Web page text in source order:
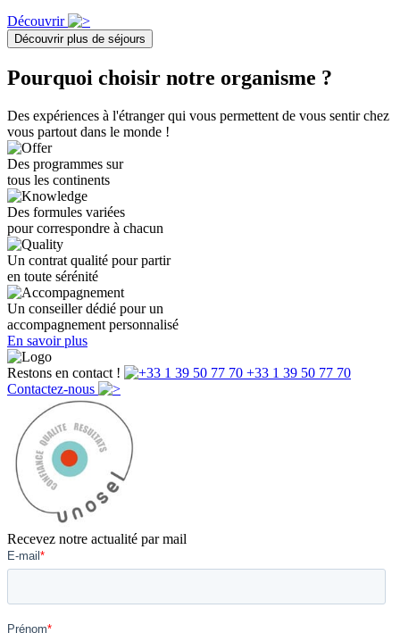
Découvrir
Découvrir plus de séjours
Pourquoi choisir notre organisme ?
Des expériences à l'étranger qui vous permettent de vous sentir chez
vous partout dans le monde !
Des programmes sur
tous les continents
Des formules variées
pour correspondre à chacun
Un contrat qualité pour partir
en toute sérénité
Un conseiller dédié pour un
accompagnement personnalisé
En savoir plus
Restons en contact !
+33 1 39 50 77 70
Contactez-nous
Recevez notre actualité par mail